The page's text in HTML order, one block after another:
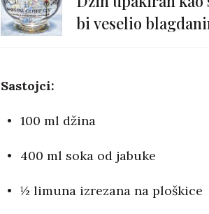
bi veselio
Sastojci:
100 ml džina
400 ml soka od jabuke
½ limuna izrezana na ploškice